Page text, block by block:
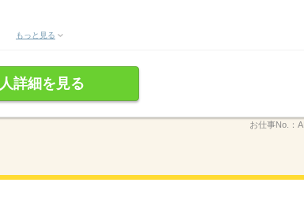
もっと見る
詳細を見る
お仕事No.：